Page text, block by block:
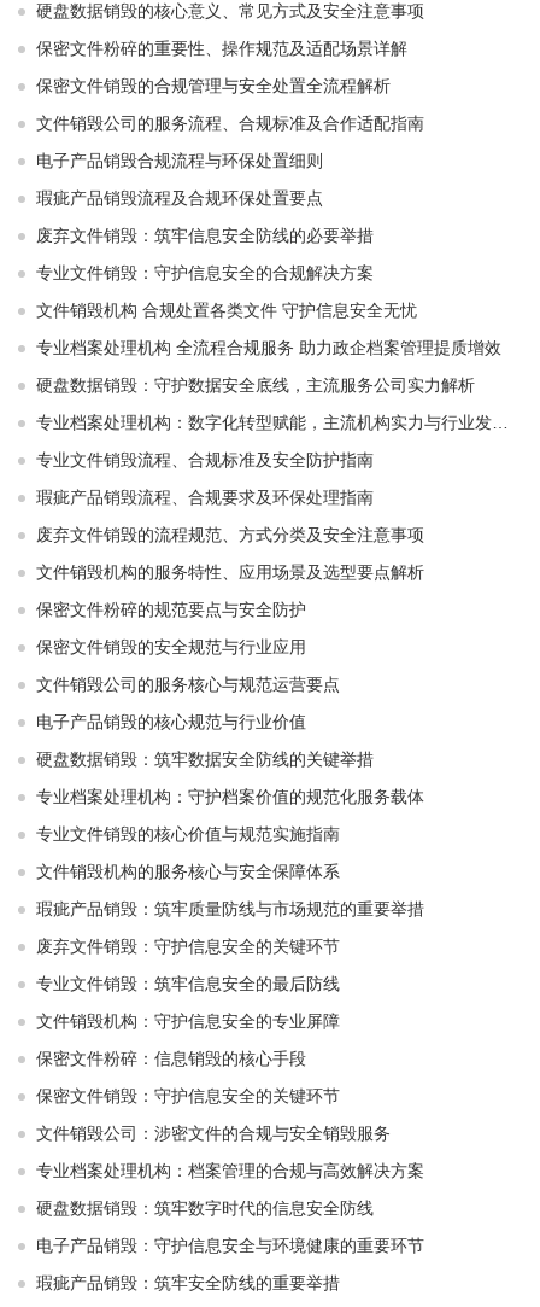
硬盘数据销毁的核心意义、常见方式及安全注意事项
保密文件粉碎的重要性、操作规范及适配场景详解
保密文件销毁的合规管理与安全处置全流程解析
文件销毁公司的服务流程、合规标准及合作适配指南
电子产品销毁合规流程与环保处置细则
瑕疵产品销毁流程及合规环保处置要点
废弃文件销毁：筑牢信息安全防线的必要举措
专业文件销毁：守护信息安全的合规解决方案
文件销毁机构 合规处置各类文件 守护信息安全无忧
专业档案处理机构 全流程合规服务 助力政企档案管理提质增效
硬盘数据销毁：守护数据安全底线，主流服务公司实力解析
专业档案处理机构：数字化转型赋能，主流机构实力与行业发展解析
专业文件销毁流程、合规标准及安全防护指南
瑕疵产品销毁流程、合规要求及环保处理指南
废弃文件销毁的流程规范、方式分类及安全注意事项
文件销毁机构的服务特性、应用场景及选型要点解析
保密文件粉碎的规范要点与安全防护
保密文件销毁的安全规范与行业应用
文件销毁公司的服务核心与规范运营要点
电子产品销毁的核心规范与行业价值
硬盘数据销毁：筑牢数据安全防线的关键举措
专业档案处理机构：守护档案价值的规范化服务载体
专业文件销毁的核心价值与规范实施指南
文件销毁机构的服务核心与安全保障体系
瑕疵产品销毁：筑牢质量防线与市场规范的重要举措
废弃文件销毁：守护信息安全的关键环节
专业文件销毁：筑牢信息安全的最后防线
文件销毁机构：守护信息安全的专业屏障
保密文件粉碎：信息销毁的核心手段
保密文件销毁：守护信息安全的关键环节
文件销毁公司：涉密文件的合规与安全销毁服务
专业档案处理机构：档案管理的合规与高效解决方案
硬盘数据销毁：筑牢数字时代的信息安全防线
电子产品销毁：守护信息安全与环境健康的重要环节
瑕疵产品销毁：筑牢安全防线的重要举措